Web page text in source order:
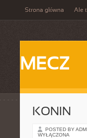
Strona główna Ale
MECZ
KONIN
POSTED BY
WYŁĄCZONA